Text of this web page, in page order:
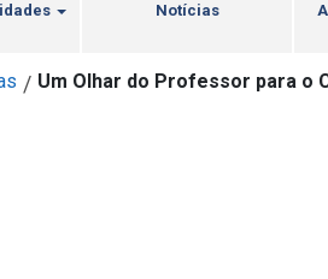
Notícias
/ Um Olhar do Professor para o